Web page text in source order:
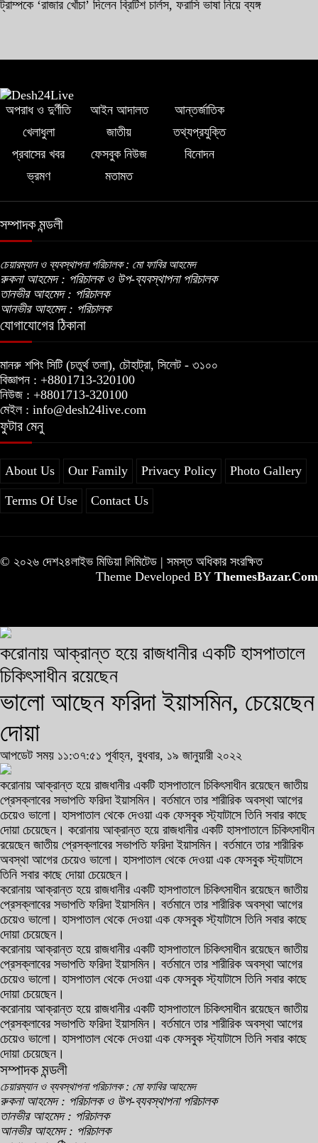
ট্রাম্পকে ‘রাজার খোঁচা’ দিলেন ব্রিটিশ চার্লস, ফরাসি ভাষা নিয়ে ব্যঙ্গ
অপরাধ ও দুর্ণীতি আইন আদালত
আন্তর্জাতিক
খেলাধুলা
জাতীয়
তথ্যপ্রযুক্তি
প্রবাসের খবর
ফেসবুক নিউজ
বিনোদন
ভ্রমণ
মতামত
সম্পাদক মন্ডলী
চেয়ারম্যান ও ব্যবস্থাপনা পরিচালক : মো ফাবির আহমেদ
রুকনা আহমেদ : পরিচালক ও উপ-ব্যবস্থাপনা পরিচালক
তানভীর আহমেদ : পরিচালক
আনভীর আহমেদ : পরিচালক
যোগাযোগের ঠিকানা
মানরু শপিং সিটি (চতুর্থ তলা), চৌহাট্রা, সিলেট - ৩১০০
বিজ্ঞাপন : +8801713-320100
নিউজ : +8801713-320100
মেইল : info@desh24live.com
ফুটার মেনু
About Us Our Family Privacy Policy Photo Gallery
Terms Of Use Contact Us
© ২০২৬ দেশ২৪লাইভ মিডিয়া লিমিটেড | সমস্ত অধিকার সংরক্ষিত
Theme Developed BY ThemesBazar.Com
করোনায় আক্রান্ত হয়ে রাজধানীর একটি হাসপাতালে
চিকিৎসাধীন রয়েছেন
ভালো আছেন ফরিদা ইয়াসমিন, চেয়েছেন
দোয়া
আপডেট সময় ১১:৩৭:৫১ পূর্বাহ্ন, বুধবার, ১৯ জানুয়ারী ২০২২
করোনায় আক্রান্ত হয়ে রাজধানীর একটি হাসপাতালে চিকিৎসাধীন রয়েছেন জাতীয়
প্রেসক্লাবের সভাপতি ফরিদা ইয়াসমিন। বর্তমানে তার শারীরিক অবস্থা আগের
চেয়েও ভালো। হাসপাতাল থেকে দেওয়া এক ফেসবুক স্ট্যাটাসে তিনি সবার কাছে
দোয়া চেয়েছেন। করোনায় আক্রান্ত হয়ে রাজধানীর একটি হাসপাতালে চিকিৎসাধীন
রয়েছেন জাতীয় প্রেসক্লাবের সভাপতি ফরিদা ইয়াসমিন। বর্তমানে তার শারীরিক
অবস্থা আগের চেয়েও ভালো। হাসপাতাল থেকে দেওয়া এক ফেসবুক স্ট্যাটাসে
তিনি সবার কাছে দোয়া চেয়েছেন।
করোনায় আক্রান্ত হয়ে রাজধানীর একটি হাসপাতালে চিকিৎসাধীন রয়েছেন জাতীয়
প্রেসক্লাবের সভাপতি ফরিদা ইয়াসমিন। বর্তমানে তার শারীরিক অবস্থা আগের
চেয়েও ভালো। হাসপাতাল থেকে দেওয়া এক ফেসবুক স্ট্যাটাসে তিনি সবার কাছে
দোয়া চেয়েছেন।
করোনায় আক্রান্ত হয়ে রাজধানীর একটি হাসপাতালে চিকিৎসাধীন রয়েছেন জাতীয়
প্রেসক্লাবের সভাপতি ফরিদা ইয়াসমিন। বর্তমানে তার শারীরিক অবস্থা আগের
চেয়েও ভালো। হাসপাতাল থেকে দেওয়া এক ফেসবুক স্ট্যাটাসে তিনি সবার কাছে
দোয়া চেয়েছেন।
করোনায় আক্রান্ত হয়ে রাজধানীর একটি হাসপাতালে চিকিৎসাধীন রয়েছেন জাতীয়
প্রেসক্লাবের সভাপতি ফরিদা ইয়াসমিন। বর্তমানে তার শারীরিক অবস্থা আগের
চেয়েও ভালো। হাসপাতাল থেকে দেওয়া এক ফেসবুক স্ট্যাটাসে তিনি সবার কাছে
দোয়া চেয়েছেন।
সম্পাদক মন্ডলী
চেয়ারম্যান ও ব্যবস্থাপনা পরিচালক : মো ফাবির আহমেদ
রুকনা আহমেদ : পরিচালক ও উপ-ব্যবস্থাপনা পরিচালক
তানভীর আহমেদ : পরিচালক
আনভীর আহমেদ : পরিচালক